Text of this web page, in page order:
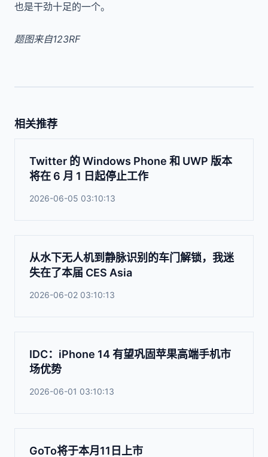
也是干劲十足的一个。
题图来自123RF
相关推荐
Twitter 的 Windows Phone 和 UWP 版本
将在 6 月 1 日起停止工作
2026-06-05 03:10:13
从水下无人机到静脉识别的车门解锁，我迷
失在了本届 CES Asia
2026-06-02 03:10:13
IDC：iPhone 14 有望巩固苹果高端手机市
场优势
2026-06-01 03:10:13
GoTo将于本月11日上市